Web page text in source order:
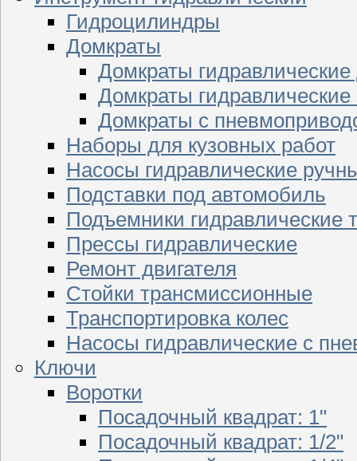
Гидроцилиндры
Домкраты
Домкраты
Домкраты гидравлические
Домкраты с
Наборы для кузовных работ
Насосы гидравлические
Подставки под автомобиль
Подъемники гидравлические
Прессы гидравлические
Ремонт двигателя
Стойки трансмиссионные
Транспортировка колес
Насосы гидравлические с
Ключи
Воротки
Посадочный квадрат: 1"
Посадочный квадрат: 1/2"